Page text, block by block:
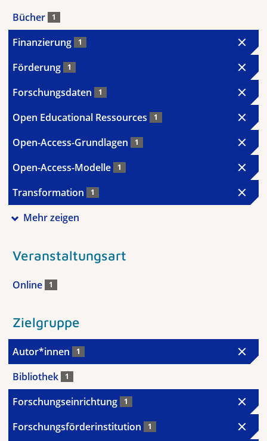
Bücher 1
Finanzierung 1
Förderung 1
Forschungsdaten 1
Open Educational Ressources 1
Open-Access-Grundlagen 1
Open-Access-Modelle 1
Transformation 1
Mehr zeigen
Veranstaltungsart
Online 1
Zielgruppe
Autor*innen 1
Bibliothek 1
Forschungseinrichtung 1
Forschungsförderinstitution 1